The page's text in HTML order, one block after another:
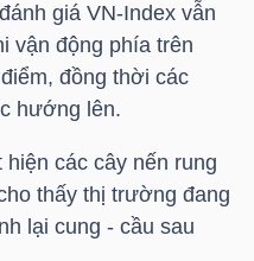
đánh giá VN-Index vẫn
vận động phía trên
đồng thời các
hướng lên.
các cây nến rung
thấy thị trường đang
lại cung - cầu sau